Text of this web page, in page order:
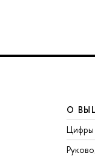
О
Цифры